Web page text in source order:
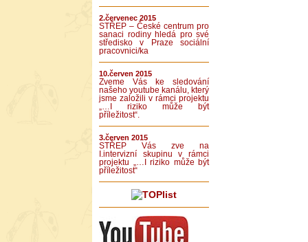
2.červenec 2015
STŘEP – České centrum pro
sanaci rodiny hledá pro své
středisko v Praze sociální
pracovnici/ka
10.červen 2015
Zveme Vás ke sledování
našeho youtube kanálu, který
jsme založili v rámci projektu
„…I riziko může být
příležitost“.
3.červen 2015
STŘEP Vás zve na
I.intervizní skupinu v rámci
projektu „…I riziko může být
příležitost“